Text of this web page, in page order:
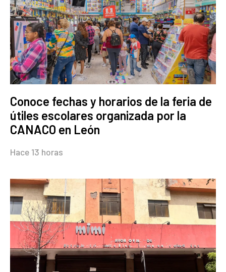
Conoce fechas y horarios de la feria de
útiles escolares organizada por la
CANACO en León
Hace 13 horas